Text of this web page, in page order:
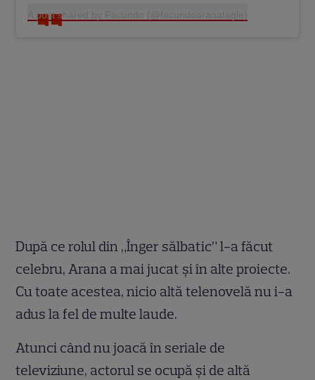
A post shared by Facundo (@facundoaranatagle)
După ce rolul din „Înger sălbatic” l-a făcut
celebru, Arana a mai jucat și în alte proiecte.
Cu toate acestea, nicio altă telenovelă nu i-a
adus la fel de multe laude.
Atunci când nu joacă în seriale de
televiziune, actorul se ocupă și de altă